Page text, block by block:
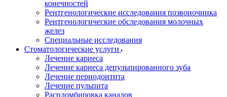
конечностей
Рентгенологические исследования позвоночника
Рентгенологические обследования молочных
желез
Специальные исследования
Стоматологические услуги
Лечение кариеса
Лечение кариеса депульпированного зуба
Лечение периодонтита
Лечение пульпита
Распломбировка каналов